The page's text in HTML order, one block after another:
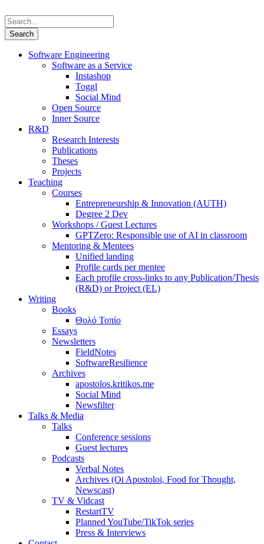
Software Engineering
Software as a Service
Instashop
Toggl
Social Mind
Open Source
Inner Source
R&D
Research Interests
Publications
Theses
Projects
Teaching
Courses
Entrepreneurship & Innovation (AUTH)
Degree 2 Dev
Workshops / Guest Lectures
GPTZero: Responsible use of AI in classroom
Mentoring & Mentees
Unified landing
Profile cards per mentee
Each profile cross-links to any Publication/Thesis
(R&D) or Project (EL)
Writing
Books
Θολό Τοπίο
Essays
Newsletters
FieldNotes
SoftwareResilience
Archives
apostolos.kritikos.me
Social Mind
Newsfilter
Talks & Media
Talks
Conference sessions
Guest lectures
Podcasts
Verbal Notes
Archives (Oi Apostoloi, Food for Thought,
Newscast)
TV & Vidcast
RestartTV
Planned YouTube/TikTok series
Press & Interviews